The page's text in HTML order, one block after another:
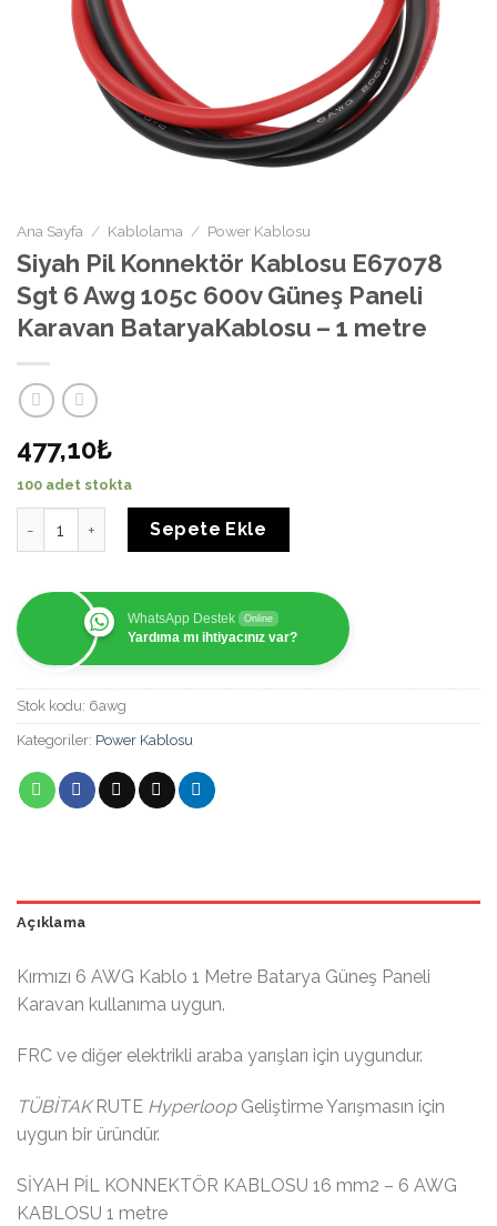
Ana Sayfa / Kablolama / Power Kablosu
Siyah Pil Konnektör Kablosu E67078
Sgt 6 Awg 105c 600v Güneş Paneli
Karavan BataryaKablosu – 1 metre
477,10₺
100 adet stokta
Siyah Pil Konnektör Kablosu E67078 Sgt 6 Awg 105c 600v
Sepete Ekle
WhatsApp Destek Online
Yardıma mı ihtiyacınız var?
Stok kodu: 6awg
Kategoriler: Power Kablosu
Açıklama
Kırmızı 6 AWG Kablo 1 Metre Batarya Güneş Paneli
Karavan kullanıma uygun.
FRC ve diğer elektrikli araba yarışları için uygundur.
TÜBİTAKRUTE HyperloopGeliştirme Yarışmasın için
uygun bir üründür.
SİYAH PİL KONNEKTÖR KABLOSU 16 mm2 – 6 AWG
KABLOSU 1 metre